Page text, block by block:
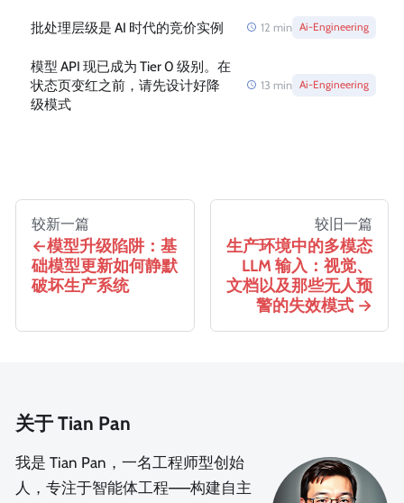
批处理层级是 AI 时代的竞价实例 12 min Ai-Engineering
模型 API 现已成为 Tier 0 级别。在
状态页变红之前，请先设计好降
级模式
13 min Ai-Engineering
较新一篇
模型升级陷阱：基
础模型更新如何静默
破坏生产系统
较旧一篇
生产环境中的多模态
LLM 输入：视觉、
文档以及那些无人预
警的失效模式
关于 Tian Pan
我是 Tian Pan，一名工程师型创始
人，专注于智能体工程——构建自主